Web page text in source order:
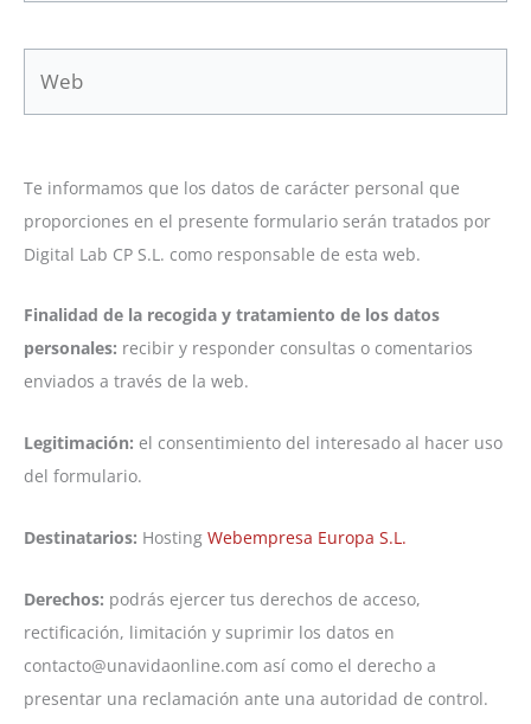
Te informamos que los datos de carácter personal que
proporciones en el presente formulario serán tratados por
Digital Lab CP S.L. como responsable de esta web.
Finalidad de la recogida y tratamiento de los datos
personales: recibir y responder consultas o comentarios
enviados a través de la web.
Legitimación: el consentimiento del interesado al hacer uso
del formulario.
Destinatarios: Hosting Webempresa Europa S.L.
Derechos: podrás ejercer tus derechos de acceso,
rectificación, limitación y suprimir los datos en
contacto@unavidaonline.com así como el derecho a
presentar una reclamación ante una autoridad de control.